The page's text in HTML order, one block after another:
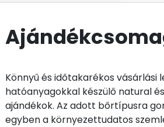
Könnyű és időtakarékos
hatóanyagokkal készülő natural
ajándékok. Az adott bőrtípusra
egyben a környezettudatos